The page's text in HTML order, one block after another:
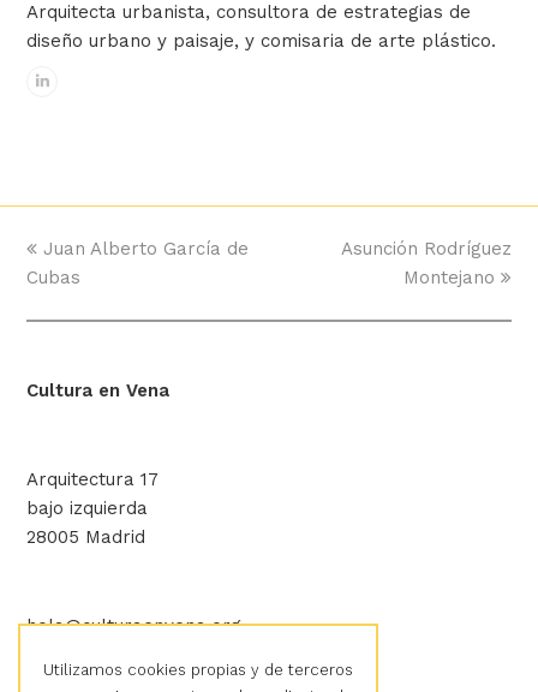
Arquitecta urbanista, consultora de estrategias de
diseño urbano y paisaje, y comisaria de arte plástico.
Linkedin
previous
post:
Juan Alberto García de
Cubas
next
Asunción Rodríguez
Montejano
Cultura en Vena
Arquitectura 17
bajo izquierda
28005 Madrid
hola@culturaenvena.org
Utilizamos cookies propias y de terceros